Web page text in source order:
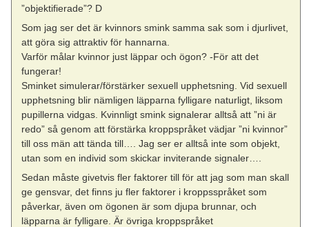
”objektifierade”? D
Som jag ser det är kvinnors smink samma sak som i djurlivet,
att göra sig attraktiv för hannarna.
Varför målar kvinnor just läppar och ögon? -För att det
fungerar!
Sminket simulerar/förstärker sexuell upphetsning. Vid sexuell
upphetsning blir nämligen läpparna fylligare naturligt, liksom
pupillerna vidgas. Kvinnligt smink signalerar alltså att ”ni är
redo” så genom att förstärka kroppspråket vädjar ”ni kvinnor”
till oss män att tända till…. Jag ser er alltså inte som objekt,
utan som en individ som skickar inviterande signaler….
Sedan måste givetvis fler faktorer till för att jag som man skall
ge gensvar, det finns ju fler faktorer i kroppsspråket som
påverkar, även om ögonen är som djupa brunnar, och
läpparna är fylligare. Är övriga kroppspråket